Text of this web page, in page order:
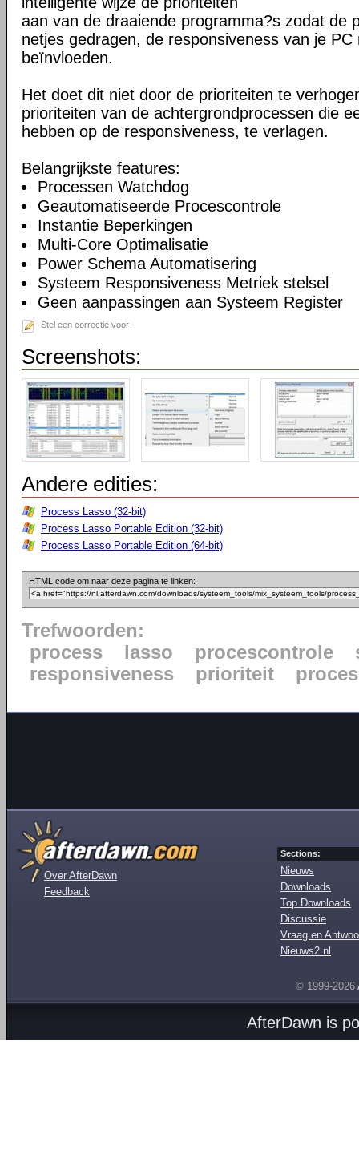
aan van de draaiende programma?s zodat de
netjes gedragen, de responsiveness van je PC
beïnvloeden.
Het doet dit niet door de prioriteiten te
prioriteiten van de achtergrondprocessen die
hebben op de responsiveness, te verlagen.
Belangrijkste features:
Processen Watchdog
Geautomatiseerde Procescontrole
Instantie Beperkingen
Multi-Core Optimalisatie
Power Schema Automatisering
Systeem Responsiveness Metriek stelsel
Geen aanpassingen aan Systeem Register
Stel een correctie voor
Screenshots:
Andere edities:
Process Lasso (32-bit)
Process Lasso Portable Edition (32-bit)
Process Lasso Portable Edition (64-bit)
HTML code om naar deze pagina te linken:
Trefwoorden:
process
lasso procescontrole
responsiveness
prioriteit
Over AfterDawn
Feedback
Sections:
Nieuws
Downloads
Top Downloads
Discussie
Vraag en
Nieuws2.nl
© 1999-2026
AfterDawn is